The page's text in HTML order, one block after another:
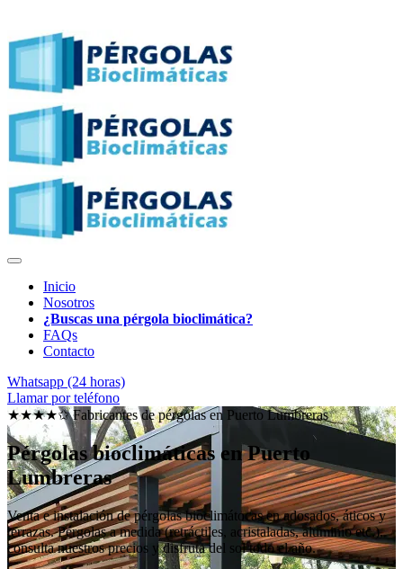
Inicio
Nosotros
¿Buscas una pérgola bioclimática?
FAQs
Contacto
Whatsapp (24 horas)
Llamar por teléfono
★★★★✩ Fabricantes de pérgolas en Puerto Lumbreras
Pérgolas bioclimáticas en Puerto
Lumbreras
Venta e instalación de pérgolas bioclimátocas en adosados, áticos y
terrazas. Pérgolas a medida (retráctiles, acristaladas, aluminio etc.),
consulta nuestros precios y disfruta del sol todo el año.